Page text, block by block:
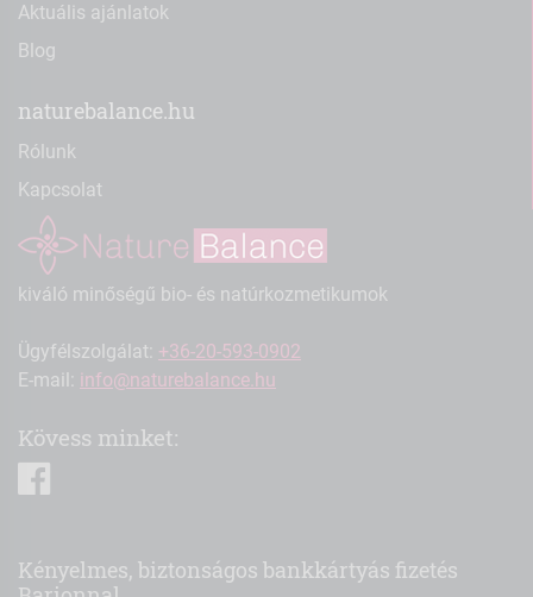
Aktuális ajánlatok
Blog
naturebalance.hu
Rólunk
Kapcsolat
kiváló minőségű bio- és natúrkozmetikumok
Ügyfélszolgálat: +36-20-593-0902
E-mail: info@naturebalance.hu
Kövess minket:
Kényelmes, biztonságos bankkártyás fizetés